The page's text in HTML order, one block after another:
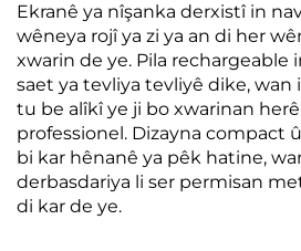
Ekranê ya nîşanka derxistî in
wêneya rojî ya zi ya an di her
xwarin de ye. Pila rechargeable
saet ya tevliya tevliyê dike,
tu be alîkî ye ji bo xwarinan
professionel. Dizayna compact
bi kar hênanê ya pêk hatine,
derbasdariya li ser permisan
di kar de ye.